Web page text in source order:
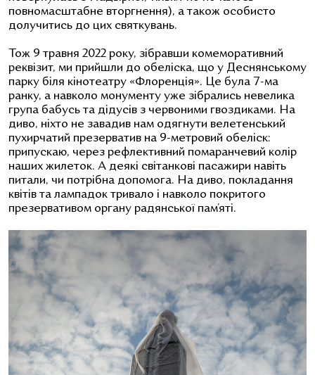
повномасштабне вторгнення), а також особисто
долучитись до цих святкувань.
Тож 9 травня 2022 року, зібравши комеморативний
реквізит, ми прийшли до обеліска, що у Деснянському
парку біля кінотеатру «Флоренція». Це була 7-ма
ранку, а навколо монументу уже зібрались невелика
група бабусь та дідусів з червоними гвоздиками. На
диво, ніхто не завадив нам одягнути велетенський
пухирчатий презерватив на 9-метровий обеліск:
припускаю, через рефлективний помаранчевий колір
наших жилеток. А деякі світанкові пасажири навіть
питали, чи потрібна допомога. На диво, покладання
квітів та лампадок тривало і навколо покритого
презервативом органу радянської пам’яті.